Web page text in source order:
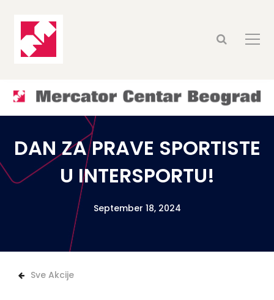
DAN ZA PRAVE SPORTISTE
U INTERSPORTU!
September 18, 2024
Sve Akcije